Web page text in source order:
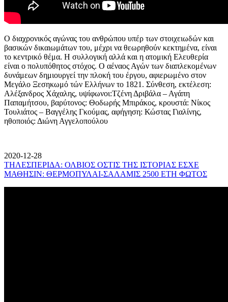
Ο διαχρονικός αγώνας του ανθρώπου υπέρ των στοιχειωδών και
βασικών δικαιωμάτων του, μέχρι να θεωρηθούν κεκτημένα, είναι
το κεντρικό θέμα. Η συλλογική αλλά και η ατομική Ελευθερία
είναι ο πολυπόθητος στόχος. Ο αέναος Αγών των διαπλεκομένων
δυνάμεων δημιουργεί την πλοκή του έργου, αφιερωμένο στον
Μεγάλο Ξεσηκωμό τών Ελλήνων το 1821. Σύνθεση, εκτέλεση:
Αλέξανδρος Χάχαλης, υψίφωνοι:Τζένη Δριβάλα – Αγάπη
Παπαμήτσου, βαρύτονος: Θοδωρής Μπιράκος, κρουστά: Νίκος
Τουλιάτος – Βαγγέλης Γκούμας, αφήγηση: Κώστας Γιαλίνης,
ηθοποιός: Διώνη Αγγελοπούλου
2020-12-28
ΤΗΛΕΣΠΕΡΙΔΑ: ΟΛΒΙΟΣ ΟΣΤΙΣ ΤΗΣ ΙΣΤΟΡΙΑΣ ΕΣΧΕ
ΜΑΘΗΣΙΝ: ΘΕΡΜΟΠΥΛΑΙ-ΣΑΛΑΜΙΣ 2500 ΕΤΗ ΦΩΤΟΣ